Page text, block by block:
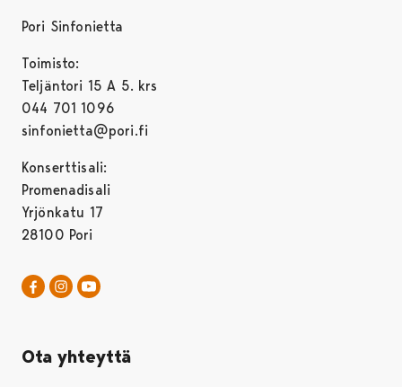
Pori Sinfonietta
Toimisto:
Teljäntori 15 A 5. krs
044 701 1096
sinfonietta@pori.fi
Konserttisali:
Promenadisali
Yrjönkatu 17
28100 Pori
Pori Sinfonietta Facebookissa
Avautuu uudessa välilehdessä
Pori Sinfonietta Instagrammissa
Avautuu uudessa välilehdessä
Ota yhteyttä